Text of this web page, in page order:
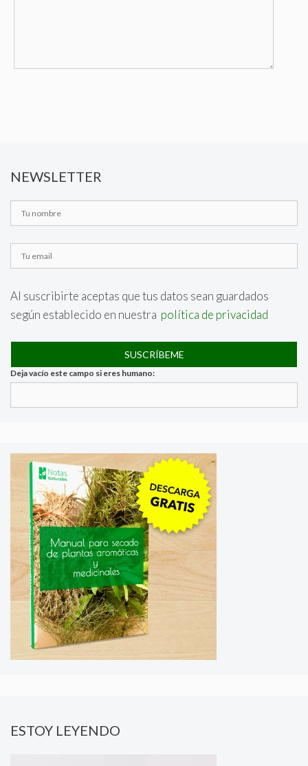
NEWSLETTER
Al suscribirte aceptas que tus datos sean guardados
según establecido en nuestra política de privacidad
Deja vacío este campo si eres humano:
ESTOY LEYENDO